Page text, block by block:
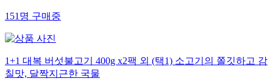
151명구매중
1+1 대복 버섯불고기 400g x2팩 외 (택1) 소고기의 쫄깃하고 감
칠맛, 달짝지근한 국물